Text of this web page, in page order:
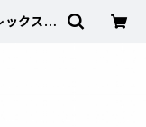
クスエ